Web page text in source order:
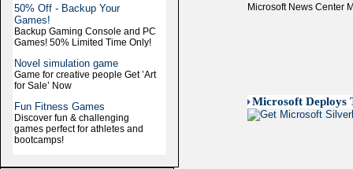
50% Off - Backup Your
Games!
Backup Gaming Console and PC
Games! 50% Limited Time Only!
Novel simulation game
Game for creative people Get ’Art
for Sale’ Now
Fun Fitness Games
Discover fun & challenging
games perfect for athletes and
bootcamps!
Microsoft News Center
Microsoft Deploys